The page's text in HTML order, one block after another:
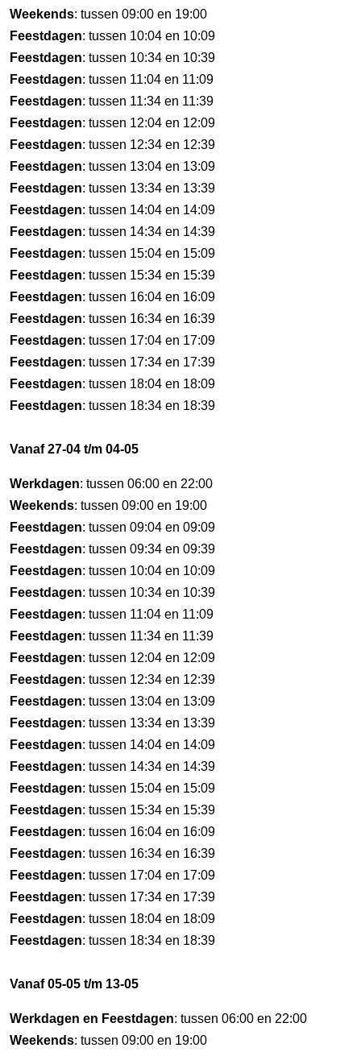
Weekends: tussen 09:00 en 19:00
Feestdagen: tussen 10:04 en 10:09
Feestdagen: tussen 10:34 en 10:39
Feestdagen: tussen 11:04 en 11:09
Feestdagen: tussen 11:34 en 11:39
Feestdagen: tussen 12:04 en 12:09
Feestdagen: tussen 12:34 en 12:39
Feestdagen: tussen 13:04 en 13:09
Feestdagen: tussen 13:34 en 13:39
Feestdagen: tussen 14:04 en 14:09
Feestdagen: tussen 14:34 en 14:39
Feestdagen: tussen 15:04 en 15:09
Feestdagen: tussen 15:34 en 15:39
Feestdagen: tussen 16:04 en 16:09
Feestdagen: tussen 16:34 en 16:39
Feestdagen: tussen 17:04 en 17:09
Feestdagen: tussen 17:34 en 17:39
Feestdagen: tussen 18:04 en 18:09
Feestdagen: tussen 18:34 en 18:39
Vanaf 27-04 t/m 04-05
Werkdagen: tussen 06:00 en 22:00
Weekends: tussen 09:00 en 19:00
Feestdagen: tussen 09:04 en 09:09
Feestdagen: tussen 09:34 en 09:39
Feestdagen: tussen 10:04 en 10:09
Feestdagen: tussen 10:34 en 10:39
Feestdagen: tussen 11:04 en 11:09
Feestdagen: tussen 11:34 en 11:39
Feestdagen: tussen 12:04 en 12:09
Feestdagen: tussen 12:34 en 12:39
Feestdagen: tussen 13:04 en 13:09
Feestdagen: tussen 13:34 en 13:39
Feestdagen: tussen 14:04 en 14:09
Feestdagen: tussen 14:34 en 14:39
Feestdagen: tussen 15:04 en 15:09
Feestdagen: tussen 15:34 en 15:39
Feestdagen: tussen 16:04 en 16:09
Feestdagen: tussen 16:34 en 16:39
Feestdagen: tussen 17:04 en 17:09
Feestdagen: tussen 17:34 en 17:39
Feestdagen: tussen 18:04 en 18:09
Feestdagen: tussen 18:34 en 18:39
Vanaf 05-05 t/m 13-05
Werkdagen en Feestdagen: tussen 06:00 en 22:00
Weekends: tussen 09:00 en 19:00